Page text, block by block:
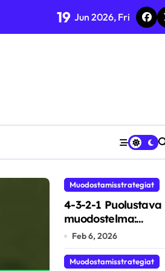
19 Jun 2026, Fri
Muodostamisstrategiat
Muodostamisstrategiat
4-3-2-1 Puolustava
muodostelma:
Keskikenttävalta,
Puolustava peitto,
Joustavuus
Feb 6, 2026
Muodostamisstrategiat